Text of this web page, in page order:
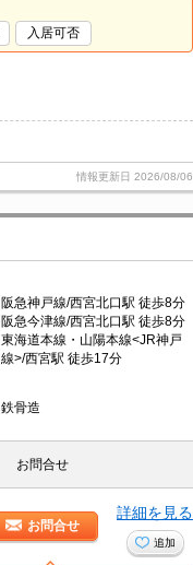
入居可否
情報更新日 2026/08/06
阪急神戸線/西宮北口駅 徒歩8分
阪急今津線/西宮北口駅 徒歩8分
東海道本線・山陽本線<JR神戸
線>/西宮駅 徒歩17分
鉄骨造
お問合せ
お問合せ
詳細を見る
追加